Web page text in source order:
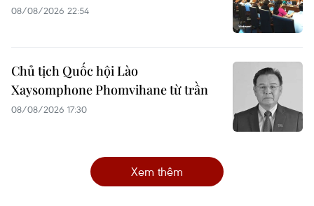
08/08/2026 22:54
Chủ tịch Quốc hội Lào
Xaysomphone Phomvihane từ trần
08/08/2026 17:30
Xem thêm